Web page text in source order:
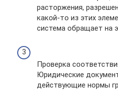
расторжения,
какой-то из этих
система обращает на
Проверка
Юридические
действующие нормы